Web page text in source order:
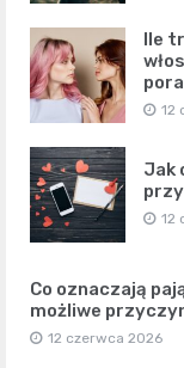
Ile
12
Jak
12
Co oznaczają
możliwe
12 czerwca 2026